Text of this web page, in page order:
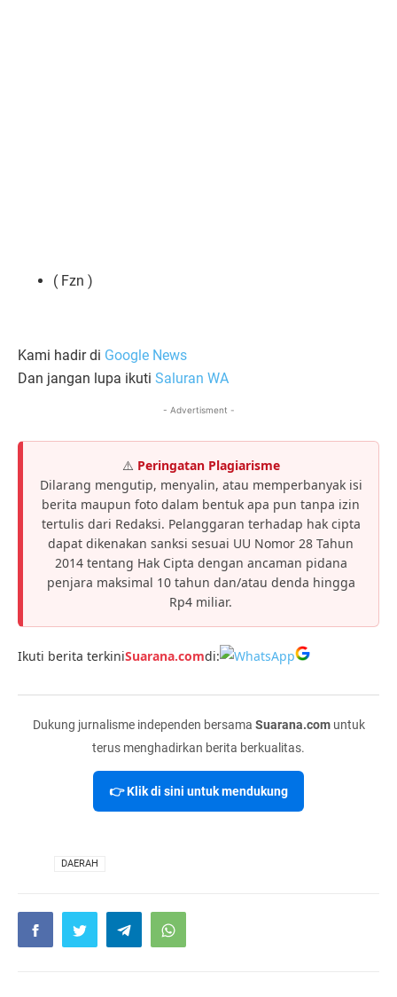
( Fzn )
Kami hadir di Google News
Dan jangan lupa ikuti Saluran WA
- Advertisment -
⚠️ Peringatan Plagiarisme
Dilarang mengutip, menyalin, atau memperbanyak isi
berita maupun foto dalam bentuk apa pun tanpa izin
tertulis dari Redaksi. Pelanggaran terhadap hak cipta
dapat dikenakan sanksi sesuai UU Nomor 28 Tahun
2014 tentang Hak Cipta dengan ancaman pidana
penjara maksimal 10 tahun dan/atau denda hingga
Rp4 miliar.
Ikuti berita terkiniSuarana.comdi:
Dukung jurnalisme independen bersama Suarana.comuntuk
terus menghadirkan berita berkualitas.
👉 Klik di sini untuk mendukung
DAERAH